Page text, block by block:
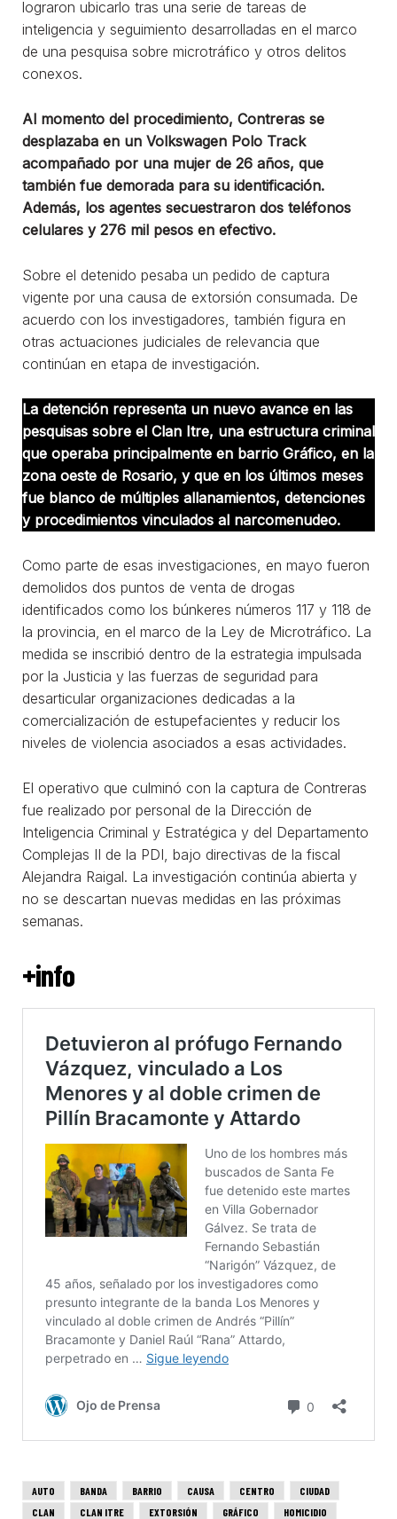
lograron ubicarlo tras una serie de tareas de
inteligencia y seguimiento desarrolladas en el marco
de una pesquisa sobre microtráfico y otros delitos
conexos.
Al momento del procedimiento, Contreras se
desplazaba en un Volkswagen Polo Track
acompañado por una mujer de 26 años, que
también fue demorada para su identificación.
Además, los agentes secuestraron dos teléfonos
celulares y 276 mil pesos en efectivo.
Sobre el detenido pesaba un pedido de captura
vigente por una causa de extorsión consumada. De
acuerdo con los investigadores, también figura en
otras actuaciones judiciales de relevancia que
continúan en etapa de investigación.
La detención representa un nuevo avance en las
pesquisas sobre el Clan Itre, una estructura criminal
que operaba principalmente en barrio Gráfico, en la
zona oeste de Rosario, y que en los últimos meses
fue blanco de múltiples allanamientos, detenciones
y procedimientos vinculados al narcomenudeo.
Como parte de esas investigaciones, en mayo fueron
demolidos dos puntos de venta de drogas
identificados como los búnkeres números 117 y 118 de
la provincia, en el marco de la Ley de Microtráfico. La
medida se inscribió dentro de la estrategia impulsada
por la Justicia y las fuerzas de seguridad para
desarticular organizaciones dedicadas a la
comercialización de estupefacientes y reducir los
niveles de violencia asociados a esas actividades.
El operativo que culminó con la captura de Contreras
fue realizado por personal de la Dirección de
Inteligencia Criminal y Estratégica y del Departamento
Complejas II de la PDI, bajo directivas de la fiscal
Alejandra Raigal. La investigación continúa abierta y
no se descartan nuevas medidas en las próximas
semanas.
+info
AUTO BANDA BARRIO CAUSA CENTRO
CIUDAD
CLAN
CLAN ITRE EXTORSIÓN GRÁFICO HOMICIDIO